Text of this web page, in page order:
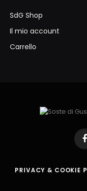
SdG Shop
Il mio account
Carrello
PRIVACY & COOKIE